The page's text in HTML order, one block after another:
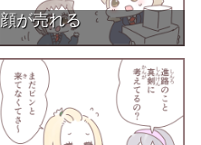
顔が売れる